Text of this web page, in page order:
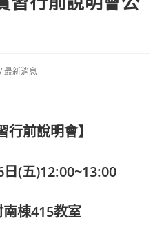
/最新消息
行前說明會】
(五)12:00~13:00
棟415教室